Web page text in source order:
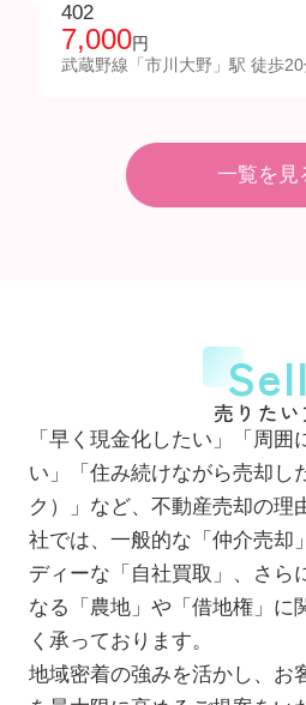
402
7,000円
武蔵野線「市川大野」駅 徒歩20
一覧を見
Sell
売りたい
「早く現金化したい」「周囲
い」「住み続けながら売却し
ク）」など、不動産売却の理
社では、一般的な「仲介売却
ディーな「自社買取」、さら
なる「農地」や「借地権」に
く承っております。
地域密着の強みを活かし、お